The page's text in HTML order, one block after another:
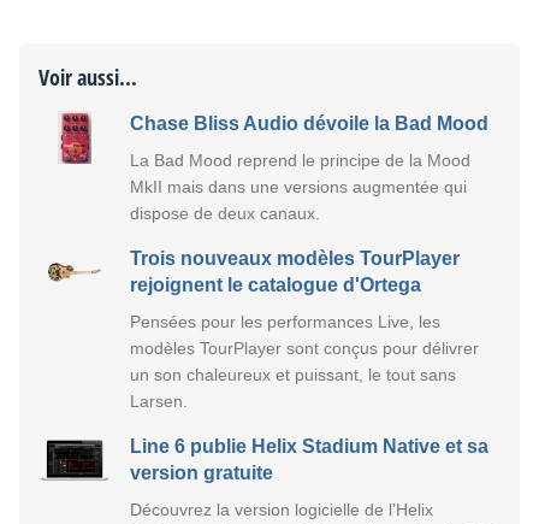
Voir aussi...
Chase Bliss Audio dévoile la Bad Mood
La Bad Mood reprend le principe de la Mood
MkII mais dans une versions augmentée qui
dispose de deux canaux.
Trois nouveaux modèles TourPlayer
rejoignent le catalogue d'Ortega
Pensées pour les performances Live, les
modèles TourPlayer sont conçus pour délivrer
un son chaleureux et puissant, le tout sans
Larsen.
Line 6 publie Helix Stadium Native et sa
version gratuite
Découvrez la version logicielle de l’Helix